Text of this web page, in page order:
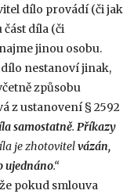
dílo provádí (či jak
část díla (či
jinou osobu.
nestanoví jinak,
způsobu
z ustanovení § 2592
samostatně.Příkazy
je zhotovitelvázán,
ujednáno.“
pokud smlouva